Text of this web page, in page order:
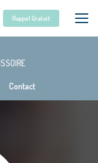
Contact
Rappel Gratuit